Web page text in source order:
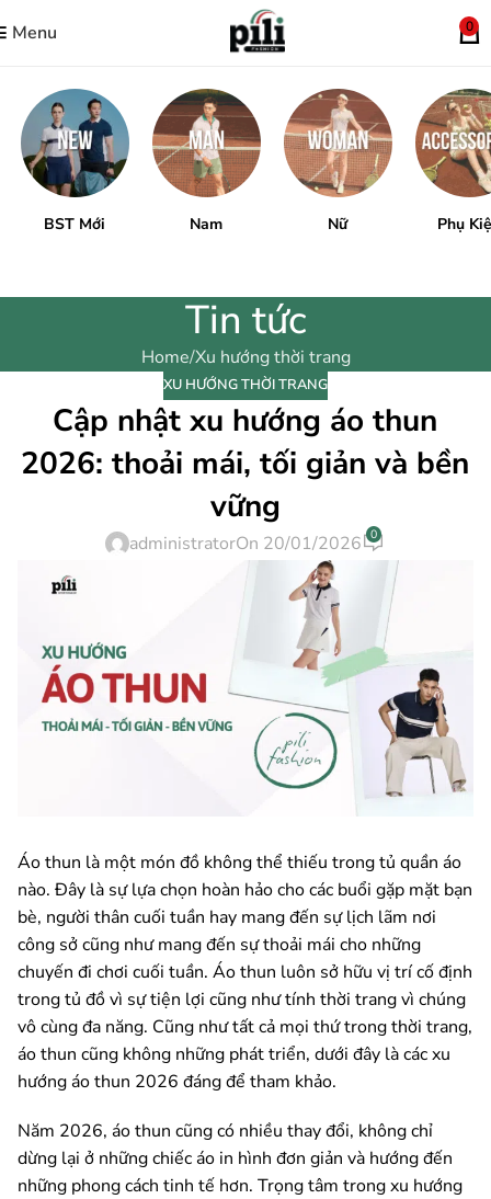
Menu 0
BST Mới Nam Nữ Phụ
Tin tức
Home Xu hướng thời trang
XU HƯỚNG THỜI TRANG
Cập nhật xu hướng áo thun
2026: thoải mái, tối giản và bền
vững
administratorOn 20/01/2026 0
Áo thun là một món đồ không thể thiếu trong tủ quần áo
nào. Đây là sự lựa chọn hoàn hảo cho các buổi gặp mặt bạn
bè, người thân cuối tuần hay mang đến sự lịch lãm nơi
công sở cũng như mang đến sự thoải mái cho những
chuyến đi chơi cuối tuần. Áo thun luôn sở hữu vị trí cố định
trong tủ đồ vì sự tiện lợi cũng như tính thời trang vì chúng
vô cùng đa năng. Cũng như tất cả mọi thứ trong thời trang,
áo thun cũng không những phát triển, dưới đây là các xu
hướng áo thun 2026 đáng để tham khảo.
Năm 2026, áo thun cũng có nhiều thay đổi, không chỉ
dừng lại ở những chiếc áo in hình đơn giản và hướng đến
những phong cách tinh tế hơn. Trọng tâm trong xu hướng